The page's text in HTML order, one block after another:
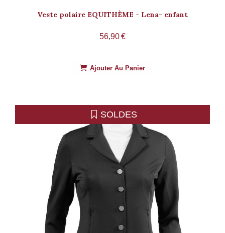
Veste polaire EQUITHÈME - Lena- enfant
56,90€
Ajouter Au Panier
SOLDES